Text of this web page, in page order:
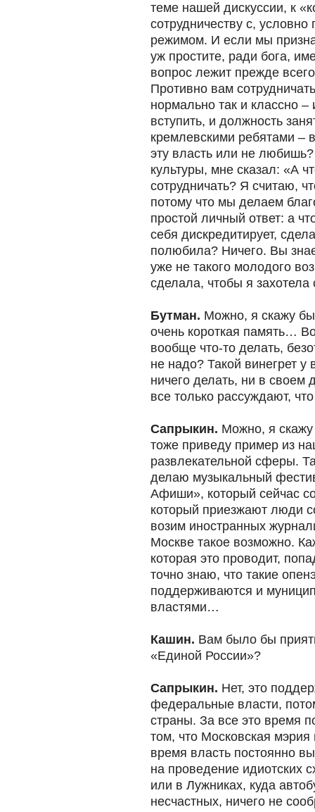
теме нашей дискуссии, к
сотрудничеству с,
режимом. И если мы
уж простите, ради бога,
вопрос лежит прежде
Противно вам
нормально так и классно
вступить, и должность
кремлевскими ребятами –
эту власть или не
культуры, мне сказал: «А
сотрудничать? Я считаю,
потому что мы делаем
простой личный ответ: а
себя дискредитирует,
полюбила? Ничего. Вы
уже не такого молодого
сделала, чтобы я захотела
Бутман. Можно, я скажу
очень короткая память…
вообще что-то делать,
не надо? Такой винегрет у
ничего делать, ни в
все только рассуждают,
Сапрыкин. Можно, я скажу
тоже приведу пример из
развлекательной сферы.
делаю музыкальный
Афиши», который сейчас
который приезжают люди
возим иностранных
Москве такое возможно.
которая это проводит,
точно знаю, что такие
поддерживаются и
властями…
Кашин. Вам было бы
«Единой России»?
Сапрыкин. Нет, это
федеральные власти,
страны. За все это время
том, что Московская
время власть постоянно
на проведение идиотских
или в Лужниках, куда
несчастных, ничего не